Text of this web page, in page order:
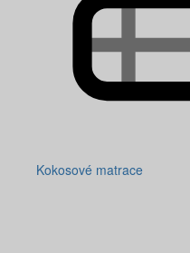
Kokosové matrace